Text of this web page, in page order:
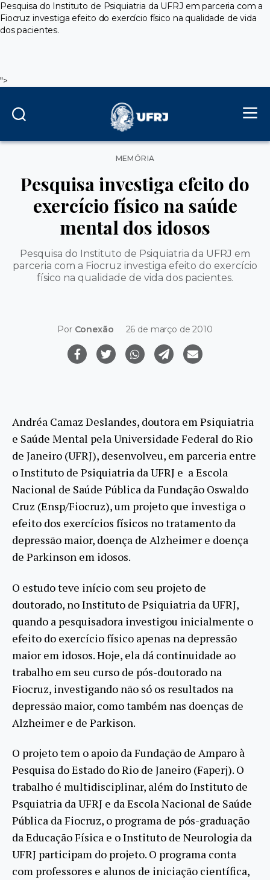
Pesquisa do Instituto de Psiquiatria da UFRJ em parceria com a
Fiocruz investiga efeito do exercício físico na qualidade de vida
dos pacientes.
">
Categorias
MEMÓRIA
Pesquisa investiga efeito do
exercício físico na saúde
mental dos idosos
Pesquisa do Instituto de Psiquiatria da UFRJ em
parceria com a Fiocruz investiga efeito do exercício
físico na qualidade de vida dos pacientes.
Por Conexão 26 de março de 2010
Andréa Camaz Deslandes, doutora em Psiquiatria
e Saúde Mental pela Universidade Federal do Rio
de Janeiro (UFRJ), desenvolveu, em parceria entre
o Instituto de Psiquiatria da UFRJ e a Escola
Nacional de Saúde Pública da Fundação Oswaldo
Cruz (Ensp/Fiocruz), um projeto que investiga o
efeito dos exercícios físicos no tratamento da
depressão maior, doença de Alzheimer e doença
de Parkinson em idosos.
O estudo teve início com seu projeto de
doutorado, no Instituto de Psiquiatria da UFRJ,
quando a pesquisadora investigou inicialmente o
efeito do exercício físico apenas na depressão
maior em idosos. Hoje, ela dá continuidade ao
trabalho em seu curso de pós-doutorado na
Fiocruz, investigando não só os resultados na
depressão maior, como também nas doenças de
Alzheimer e de Parkison.
O projeto tem o apoio da Fundação de Amparo à
Pesquisa do Estado do Rio de Janeiro (Faperj). O
trabalho é multidisciplinar, além do Instituto de
Psquiatria da UFRJ e da Escola Nacional de Saúde
Pública da Fiocruz, o programa de pós-graduação
da Educação Física e o Instituto de Neurologia da
UFRJ participam do projeto. O programa conta
com professores e alunos de iniciação científica,